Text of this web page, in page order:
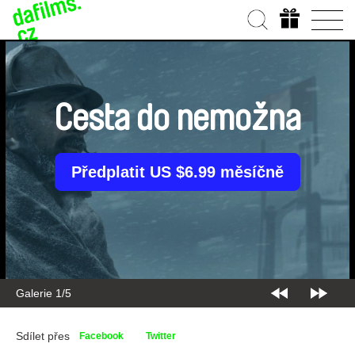
Galerie 1/5
Cesta do nemožna
Předplatit US $6.99 měsíčně
Sdílet přes Facebook Twitter